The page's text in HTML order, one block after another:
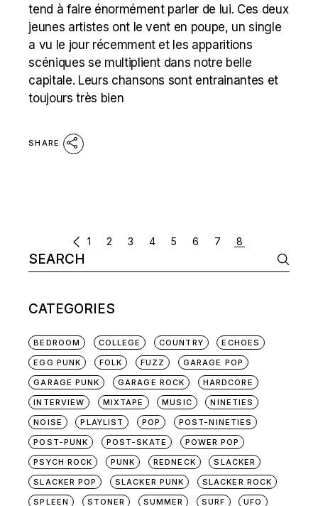
tend à faire énormément parler de lui. Ces deux
jeunes artistes ont le vent en poupe, un single
a vu le jour récemment et les apparitions
scéniques se multiplient dans notre belle
capitale. Leurs chansons sont entrainantes et
toujours très bien
SHARE
POSTS
NAVIGATION
1 2 3 4 5 6 7 8
Search
for:
CATEGORIES
BEDROOM COLLEGE COUNTRY
ECHOES
EGG PUNK
FOLK FUZZ
GARAGE POP
GARAGE PUNK
GARAGE ROCK
HARDCORE
INTERVIEW
MIXTAPE MUSIC
NINETIES
NOISE
PLAYLIST POP
POST-NINETIES
POST-PUNK
POST-SKATE
POWER POP
PSYCH ROCK
PUNK REDNECK
SLACKER
SLACKER POP
SLACKER PUNK
SLACKER ROCK
SPLEEN
STONER SUMMER SURF UFO